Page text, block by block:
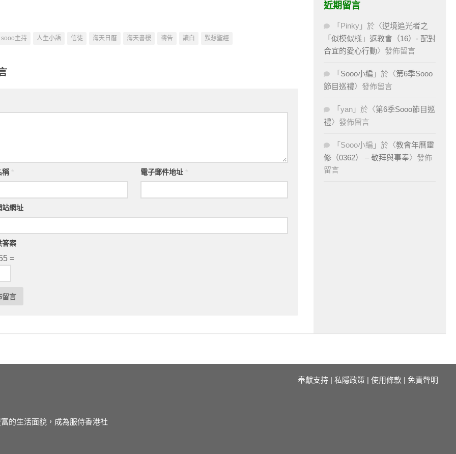
sooo主持 人生小語 信徒 海天日曆 海天書樓 禱告 讀白 默想聖經
稱 電子郵件地址
站網址
答案
=
近期留言
「 Pinky 」於〈逆境追光者之
「似模似樣」返教會（16）- 配對
合宜的愛心行動〉發佈留言
「 Sooo小編 」於〈第6季Sooo
節目巡禮〉發佈留言
「 yan 」於〈第6季Sooo節目巡
禮〉發佈留言
「 Sooo小編 」於〈教會年曆靈
修（0362） – 敬拜與事奉〉發佈
留言
的生活面貌，成為服侍香港社
奉獻支持 | 私隱政策 | 使用條款 | 免責聲明